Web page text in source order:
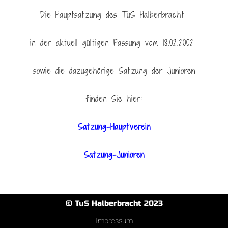
Die Hauptsatzung des TuS Halberbracht
in der aktuell gültigen Fassung vom 18.02.2002
sowie die dazugehörige Satzung der Junioren
finden Sie hier:
Satzung-Hauptverein
Satzung-Junioren
© TuS Halberbracht 2023
Impressum